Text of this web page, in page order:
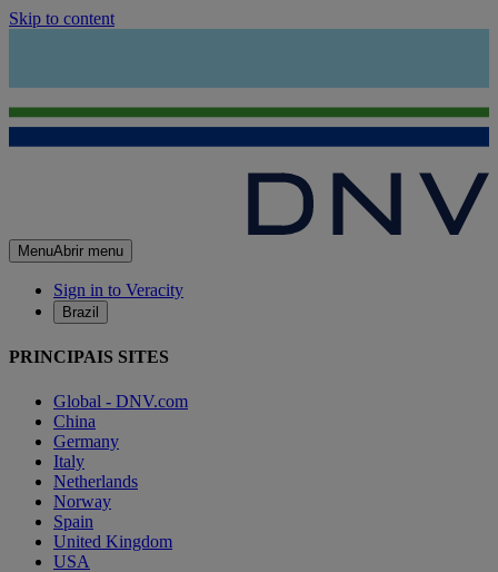
Skip to content
MenuAbrir menu
Sign in to Veracity
Brazil
PRINCIPAIS SITES
Global - DNV.com
China
Germany
Italy
Netherlands
Norway
Spain
United Kingdom
USA